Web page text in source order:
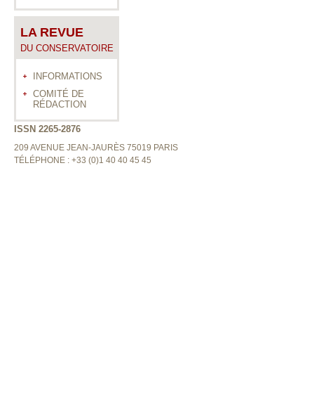
LA REVUE
DU CONSERVATOIRE
INFORMATIONS
COMITÉ DE
RÉDACTION
ISSN 2265-2876
209 AVENUE JEAN-JAURÈS 75019 PARIS
TÉLÉPHONE : +33 (0)1 40 40 45 45